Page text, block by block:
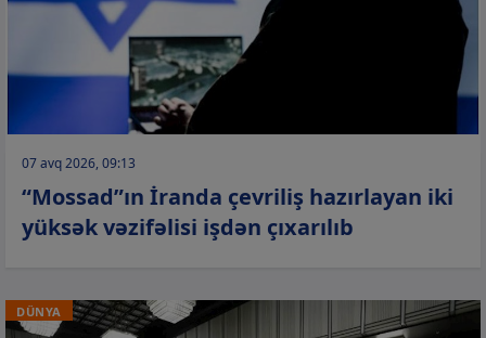
07 avq 2026, 09:13
“Mossad”ın İranda çevriliş hazırlayan iki
yüksək vəzifəlisi işdən çıxarılıb
DÜNYA